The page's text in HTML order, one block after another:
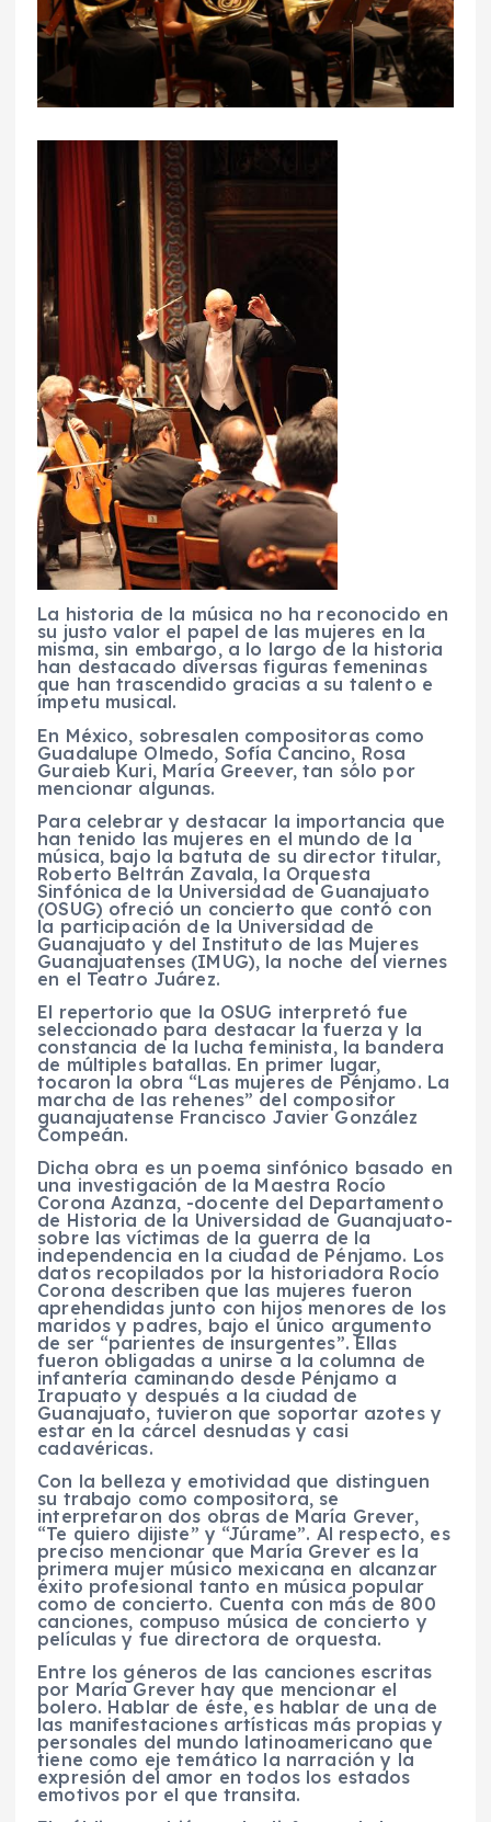
La historia de la música no ha reconocido en
su justo valor el papel de las mujeres en la
misma, sin embargo, a lo largo de la historia
han destacado diversas figuras femeninas
que han trascendido gracias a su talento e
ímpetu musical.
En México, sobresalen compositoras como
Guadalupe Olmedo, Sofía Cancino, Rosa
Guraieb Kuri, María Greever, tan sólo por
mencionar algunas.
Para celebrar y destacar la importancia que
han tenido las mujeres en el mundo de la
música, bajo la batuta de su director titular,
Roberto Beltrán Zavala, la Orquesta
Sinfónica de la Universidad de Guanajuato
(OSUG) ofreció un concierto que contó con
la participación de la Universidad de
Guanajuato y del Instituto de las Mujeres
Guanajuatenses (IMUG), la noche del viernes
en el Teatro Juárez.
El repertorio que la OSUG interpretó fue
seleccionado para destacar la fuerza y la
constancia de la lucha feminista, la bandera
de múltiples batallas. En primer lugar,
tocaron la obra “Las mujeres de Pénjamo. La
marcha de las rehenes” del compositor
guanajuatense Francisco Javier González
Compeán.
Dicha obra es un poema sinfónico basado en
una investigación de la Maestra Rocío
Corona Azanza, -docente del Departamento
de Historia de la Universidad de Guanajuato-
sobre las víctimas de la guerra de la
independencia en la ciudad de Pénjamo. Los
datos recopilados por la historiadora Rocío
Corona describen que las mujeres fueron
aprehendidas junto con hijos menores de los
maridos y padres, bajo el único argumento
de ser “parientes de insurgentes”. Ellas
fueron obligadas a unirse a la columna de
infantería caminando desde Pénjamo a
Irapuato y después a la ciudad de
Guanajuato, tuvieron que soportar azotes y
estar en la cárcel desnudas y casi
cadavéricas.
Con la belleza y emotividad que distinguen
su trabajo como compositora, se
interpretaron dos obras de María Grever,
“Te quiero dijiste” y “Júrame”. Al respecto, es
preciso mencionar que María Grever es la
primera mujer músico mexicana en alcanzar
éxito profesional tanto en música popular
como de concierto. Cuenta con más de 800
canciones, compuso música de concierto y
películas y fue directora de orquesta.
Entre los géneros de las canciones escritas
por María Grever hay que mencionar el
bolero. Hablar de éste, es hablar de una de
las manifestaciones artísticas más propias y
personales del mundo latinoamericano que
tiene como eje temático la narración y la
expresión del amor en todos los estados
emotivos por el que transita.